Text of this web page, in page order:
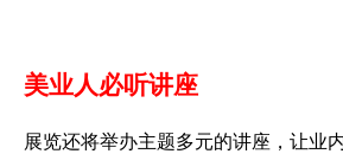
美业人必听讲座
展览还将举办主题多元的讲座，让业